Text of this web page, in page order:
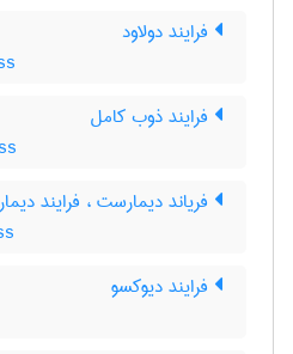
فرایند دولاود
فرایند ذوب کامل
فریاند دیمارست ، فرایند
فرایند دیوکسو